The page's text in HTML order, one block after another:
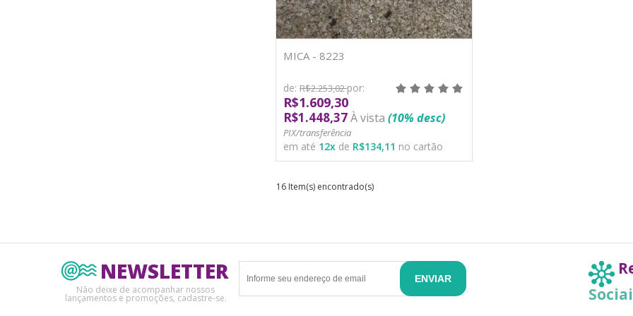
MICA - 8223
de: R$2.253,02por:
R$1.609,30
R$1.448,37À vista (10% desc)
PIX/transferência
em até 12x de R$134,11 no cartão
16 Item(s) encontrado(s)
NEWSLETTER
Não deixe de acompanhar nossos
lançamentos e promoções, cadastre-se.
ENVIAR